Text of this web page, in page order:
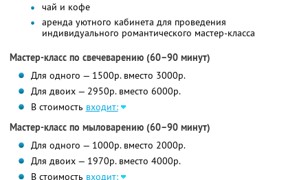
чай и кофе
аренда уютного кабинета для проведения
индивидуального романтического мастер-класса
Мастер-класс по свечеварению (60–90 минут)
Для одного — 1500р. вместо 3000р.
Для двоих — 2950р. вместо 6000р.
В стоимость входит:
Мастер-класс по мыловарению (60–90 минут)
Для одного — 1000р. вместо 2000р.
Для двоих — 1970р. вместо 4000р.
В стоимость входит: